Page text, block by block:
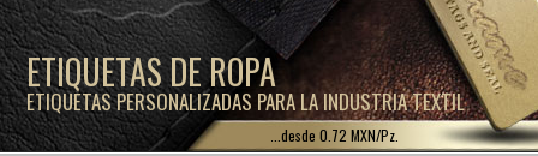
ETIQUETAS DE ROPA
ETIQUETAS PERSONALIZADAS PARA LA INDUSTRIA TEXTIL
...desde 0.72 MXN/Pz.